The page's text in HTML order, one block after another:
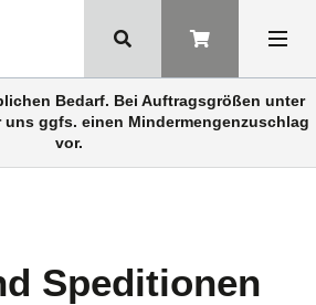
Bedarf. Bei Auftragsgrößen unter
uns ggfs. einen Mindermengenzuschlag
vor.
Speditionen